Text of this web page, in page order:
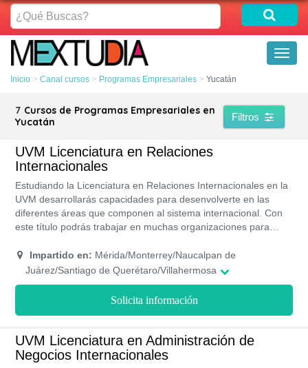
¿Qué
Buscas?
Inicio Canal cursos Programas Empresariales Yucatán
7 Cursos de Programas Empresariales en
Yucatán
Filtros
UVM Licenciatura en Relaciones
Internacionales
Estudiando la Licenciatura en Relaciones Internacionales en la
UVM desarrollarás capacidades para desenvolverte en las
diferentes áreas que componen al sistema internacional. Con
este título podrás trabajar en muchas organizaciones para
mantener una buena relación entre los países. Esta carrera de
la UVM tiene una duración de 4 años y medio debido a que su
14 campus de esta universidad.
Impartido en: Mérida/Monterrey/Naucalpan de
Juárez/Santiago de Querétaro/Villahermosa
Solicita información
UVM Licenciatura en Administración de
Negocios Internacionales